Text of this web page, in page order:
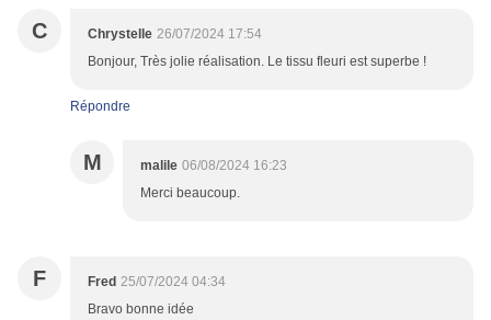
C Chrystelle 26/07/2024 17:54
Bonjour, Très jolie réalisation. Le tissu fleuri est superbe !
Répondre
M malile 06/08/2024 16:23
Merci beaucoup.
F Fred 25/07/2024 04:34
Bravo bonne idée